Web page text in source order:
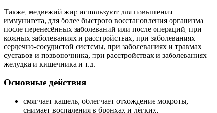
Также, медвежий жир используют для повышения
иммунитета, для более быстрого восстановления организма
после перенесённых заболеваний или после операций, при
кожных заболеваниях и расстройствах, при заболеваниях
сердечно-сосудистой системы, при заболеваниях и травмах
суставов и позвоночника, при расстройствах и заболеваниях
желудка и кишечника и т.д.
Основные действия
смягчает кашель, облегчает отхождение мокроты,
снимает воспаления в бронхах и лёгких,